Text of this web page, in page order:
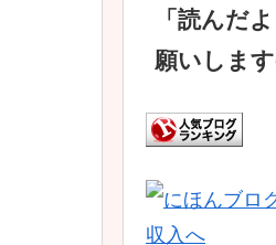
「読んだ
願いし